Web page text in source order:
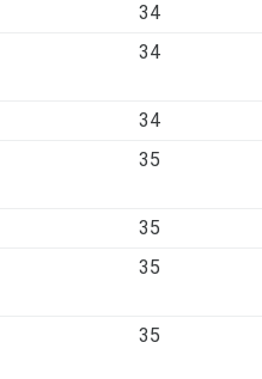
34
34
34
35
35
35
35